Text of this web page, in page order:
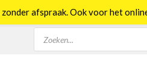
Producten
zoeken
afspraak. Ook voor het